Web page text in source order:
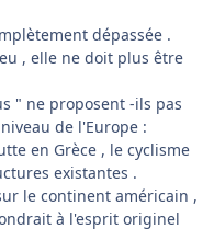
dépassée .
, elle ne doit plus être
" ne proposent -ils pas
de l'Europe :
en Grèce , le cyclisme
existantes .
le continent américain ,
à l'esprit originel